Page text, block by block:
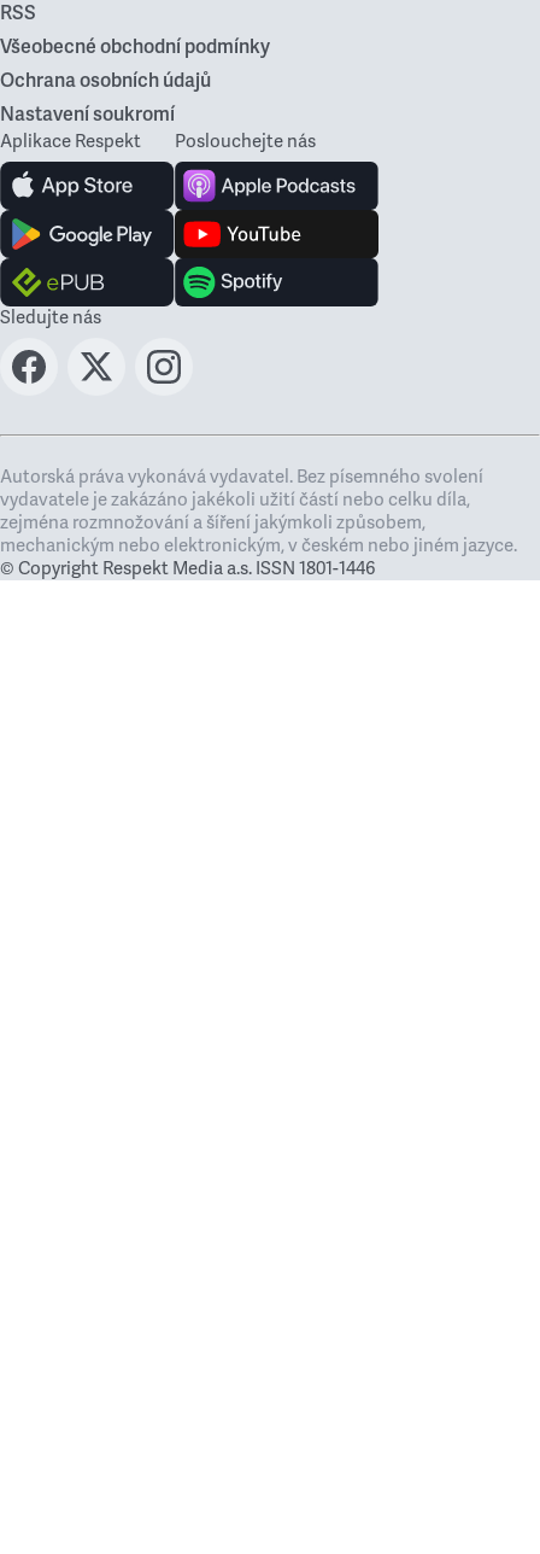
RSS
Všeobecné obchodní podmínky
Ochrana osobních údajů
Nastavení soukromí
Aplikace Respekt Poslouchejte nás
Sledujte nás
Autorská práva vykonává vydavatel. Bez písemného svolení
vydavatele je zakázáno jakékoli užití částí nebo celku díla,
zejména rozmnožování a šíření jakýmkoli způsobem,
mechanickým nebo elektronickým, v českém nebo jiném jazyce.
© Copyright Respekt Media a.s. ISSN 1801-1446